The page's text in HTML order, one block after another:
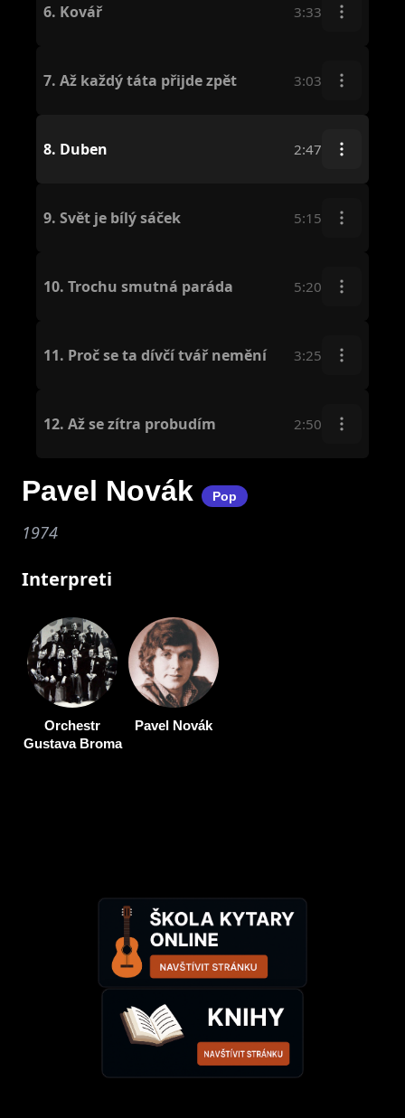
6. Kovář 3:33
7. Až každý táta přijde zpět 3:03
8. Duben 2:47
9. Svět je bílý sáček 5:15
10. Trochu smutná paráda 5:20
11. Proč se ta dívčí tvář nemění 3:25
12. Až se zítra probudím 2:50
Pavel Novák Pop
1974
Interpreti
Orchestr
Gustava Broma
Pavel Novák